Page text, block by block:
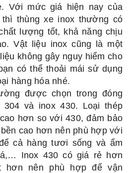
Với mức giá hiện nay của
thùng xe inox thường có
lượng tốt, khả năng chịu
Vật liệu inox cũng là một
không gây nguy hiểm cho
có thể thoải mái sử dụng
hàng hóa nhé.
được chọn trong đóng
và inox 430. Loại thép
hơn so với 430, đảm bảo
cao hơn nên phù hợp với
cả hàng tươi sống và ẩm
Inox 430 có giá rẻ hơn
hơn nên phù hợp để vận